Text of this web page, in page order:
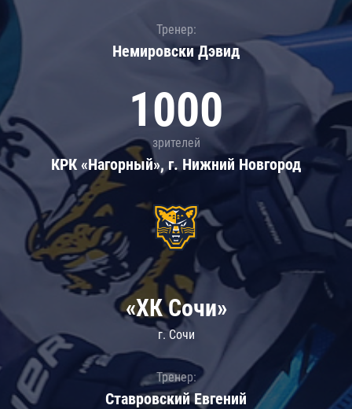
Тренер:
Немировски Дэвид
1000
зрителей
КРК «Нагорный», г. Нижний Новгород
«ХК Сочи»
г. Сочи
Тренер:
Ставровский Евгений